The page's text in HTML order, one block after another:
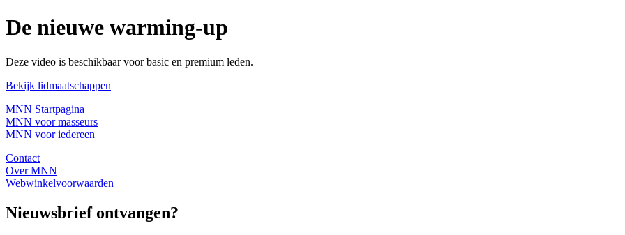
De nieuwe warming-up
Deze video is beschikbaar voor basic en premium leden.
Bekijk lidmaatschappen
MNN Startpagina
MNN voor masseurs
MNN voor iedereen
Contact
Over MNN
Webwinkelvoorwaarden
Nieuwsbrief ontvangen?